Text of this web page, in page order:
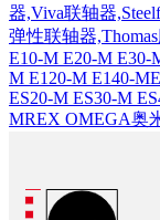
器,Viva联轴器
弹性联轴器
E10-M E20-M E30-
M E120-M E140-
ES20-M ES30-M
MREX OMEGA奥